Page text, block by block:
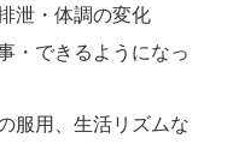
泄・体調の変化
・できるようになっ
服用、生活リズムな